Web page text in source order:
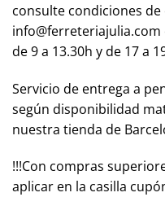
consulte condiciones de
info@ferreteriajulia.com
de 9 a 13.30h y de 17 a
Servicio de entrega a
según disponibilidad
nuestra tienda de
!!!Con compras
aplicar en la casilla